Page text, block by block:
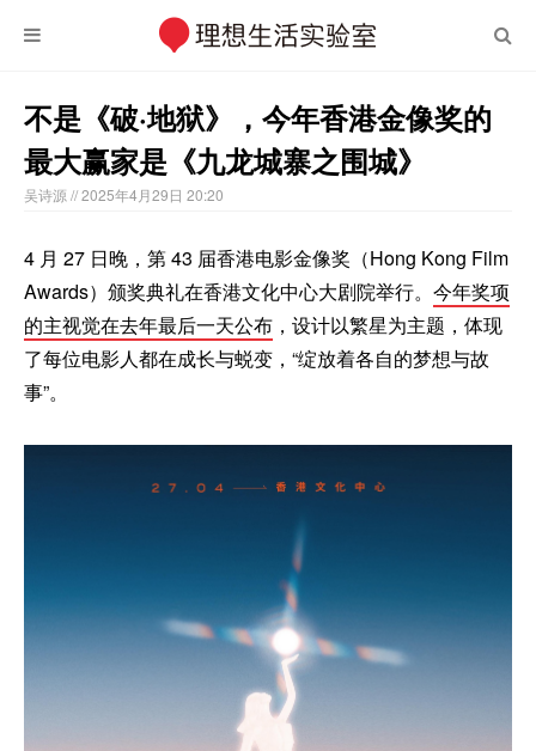
不是《破·地狱》，今年香港金像奖的
最大赢家是《九龙城寨之围城》
吴诗源 // 2025年4月29日 20:20
4 月 27 日晚，第 43 届香港电影金像奖（Hong Kong Film
Awards）颁奖典礼在香港文化中心大剧院举行。 今年奖项
的主视觉在去年最后一天公布 ，设计以繁星为主题，体现
了每位电影人都在成长与蜕变，“绽放着各自的梦想与故
事”。